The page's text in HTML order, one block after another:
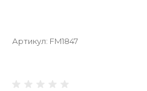
Артикул: FM1847